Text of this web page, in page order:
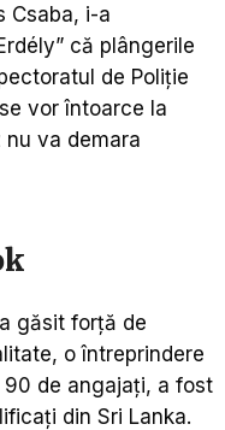
Csaba, i-a
că plângerile
de Poliţie
vor întoarce la
nu va demara
găsit forţă de
o întreprindere
90 de angajaţi, a fost
din Sri Lanka.